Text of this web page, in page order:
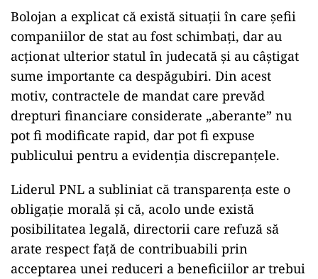
Bolojan a explicat că există situații în care șefii
companiilor de stat au fost schimbați, dar au
acționat ulterior statul în judecată și au câștigat
sume importante ca despăgubiri. Din acest
motiv, contractele de mandat care prevăd
drepturi financiare considerate „aberante” nu
pot fi modificate rapid, dar pot fi expuse
publicului pentru a evidenția discrepanțele.
Liderul PNL a subliniat că transparența este o
obligație morală și că, acolo unde există
posibilitatea legală, directorii care refuză să
arate respect față de contribuabili prin
acceptarea unei reduceri a beneficiilor ar trebui